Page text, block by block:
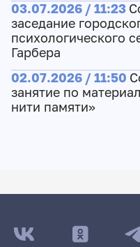
03.07.2026 / 11:23
заседание
психологического
Гарбера
02.07.2026 / 11:50
занятие по
нити памяти»